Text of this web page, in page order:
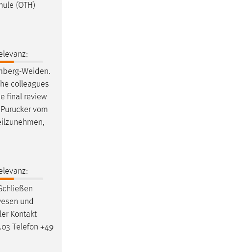
(OTH)
Weiden.
colleagues
final review
vom
und
Kontakt
Telefon +49